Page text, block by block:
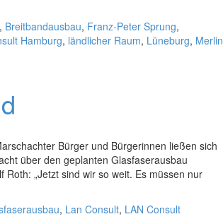
, Breitbandausbau, Franz-Peter Sprung,
Hamburg, ländlicher Raum, Lüneburg, Merlin
Bürger und Bürgerinnen ließen sich
über den geplanten Glasfaserausbau
„Jetzt sind wir so weit. Es müssen nur
, Lan Consult, LAN Consult